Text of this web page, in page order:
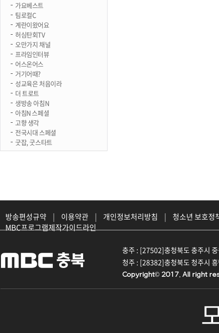
가요베스트
팀로컬C
계란이왔어요
허심탄회TV
오만가지 채널
프라임인터뷰
어스온어스
거기어때?
성교육은 처음이라
더 트로트
생방송 아침N
아침N 스페셜
고향 생각
전국시대 스페셜
굿잡, 굿스타트
방송편성규약 | 이용약관 | 개인정보처리방침 |
청소년 보호정
MBC프로그램제작가이드라인
충주 : [27502]충청북도 충주시
청주 : [28382]충청북도 청주시
Copyright© 2017. All right